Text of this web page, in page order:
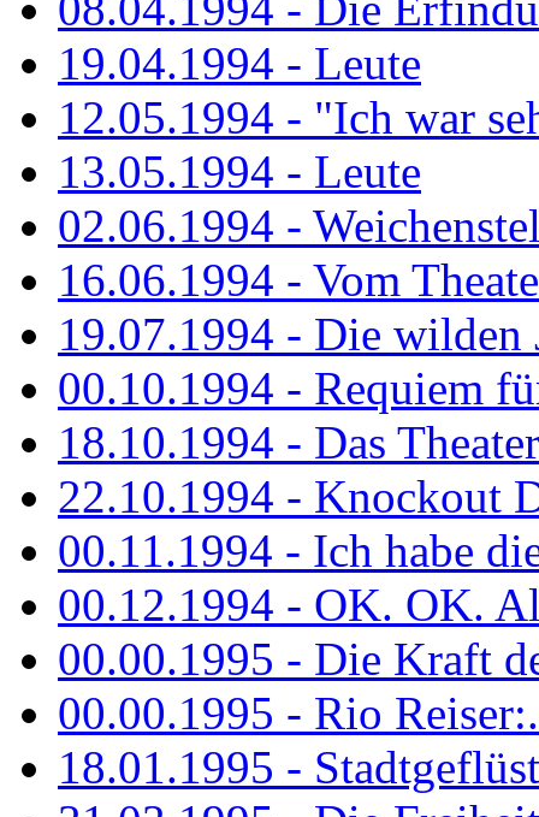
19.04.1994 - Leute
12.05.1994 - "Ich war
13.05.1994 - Leute
02.06.1994 -
16.06.1994 - Vom
19.07.1994 - Die wilden
00.10.1994 - Requiem
18.10.1994 - Das
22.10.1994 - Knockout
00.11.1994 - Ich habe
00.12.1994 - OK. OK.
00.00.1995 - Die Kraft
00.00.1995 - Rio
18.01.1995 -